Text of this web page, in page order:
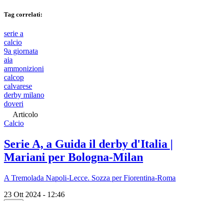
Tag correlati:
serie a
calcio
9a giornata
aia
ammonizioni
calcop
calvarese
derby milano
doveri
Articolo
Calcio
Serie A, a Guida il derby d'Italia |
Mariani per Bologna-Milan
A Tremolada Napoli-Lecce. Sozza per Fiorentina-Roma
23 Ott 2024 - 12:46